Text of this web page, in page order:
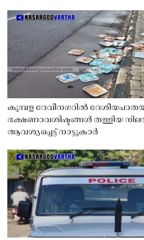
കുമ്പള ദേവീനഗറിൽ
ഭക്ഷണാവശിഷ്ടങ്ങൾ തള്ളിയ
ആവശ്യപ്പെട്ട് നാട്ടുകാർ